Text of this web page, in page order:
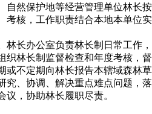
自然保护地等经营管理单位林长按
考核，工作职责结合本地本单位实
林长办公室负责林长制日常工作，
织林长制监督检查和年度考核，督
或不定期向林长报告本辖域森林草
究、协调、解决重点难点问题，落
议，协助林长履职尽责。